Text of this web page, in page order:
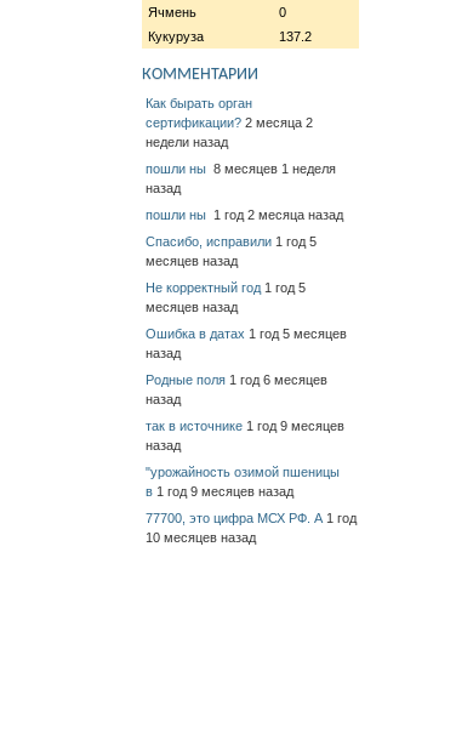
Ячмень
0
Кукуруза
137.2
КОММЕНТАРИИ
Как бырать орган
сертификации? 2 месяца 2
недели назад
пошли ны 8 месяцев 1 неделя
назад
пошли ны 1 год 2 месяца назад
Спасибо, исправили 1 год 5
месяцев назад
Не корректный год 1 год 5
месяцев назад
Ошибка в датах 1 год 5 месяцев
назад
Родные поля 1 год 6 месяцев
назад
так в источнике 1 год 9 месяцев
назад
"урожайность озимой пшеницы
в 1 год 9 месяцев назад
77700, это цифра МСХ РФ. А 1 год
10 месяцев назад